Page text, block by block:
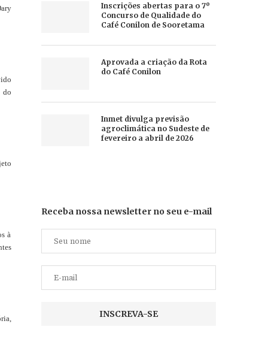
do
à
Inscrições abertas para o 7º
Concurso de Qualidade do
Café Conilon de Sooretama
Aprovada a criação da Rota
do Café Conilon
Inmet divulga previsão
agroclimática no Sudeste de
fevereiro a abril de 2026
Receba nossa newsletter no seu e-mail